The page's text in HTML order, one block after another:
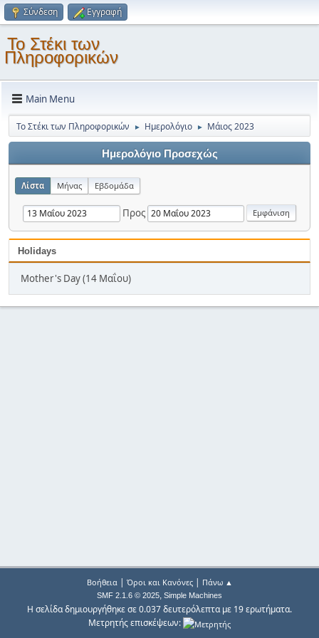
Σύνδεση Εγγραφή
Το Στέκι των
Πληροφορικών
Main Menu
Το Στέκι των Πληροφορικών ► Ημερολόγιο ► Μάιος 2023
Ημερολόγιο Προσεχώς
Λίστα Μήνας Εβδομάδα
Προς
Holidays
Mother's Day (14 Μαΐου)
Βοήθεια| Όροι και Κανόνες| Πάνω ▲
SMF 2.1.6 © 2025, Simple Machines
Η σελίδα δημιουργήθηκε σε 0.037 δευτερόλεπτα με 19 ερωτήματα.
Μετρητής επισκέψεων: